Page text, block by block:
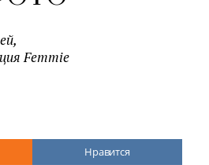
Femmie
Нравится